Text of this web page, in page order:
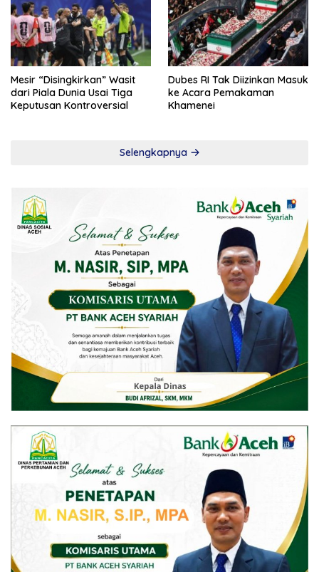
Mesir “Disingkirkan” Wasit
dari Piala Dunia Usai Tiga
Keputusan Kontroversial
Dubes RI Tak Diizinkan Masuk
ke Acara Pemakaman
Khamenei
Selengkapnya